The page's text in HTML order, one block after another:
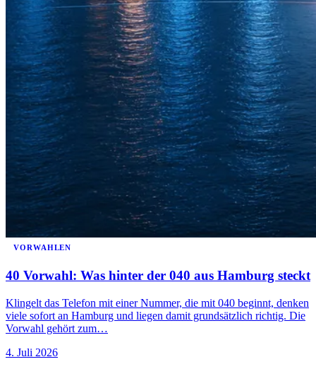
VORWAHLEN
40 Vorwahl: Was hinter der 040 aus Hamburg steckt
Klingelt das Telefon mit einer Nummer, die mit 040 beginnt, denken
viele sofort an Hamburg und liegen damit grundsätzlich richtig. Die
Vorwahl gehört zum…
4. Juli 2026